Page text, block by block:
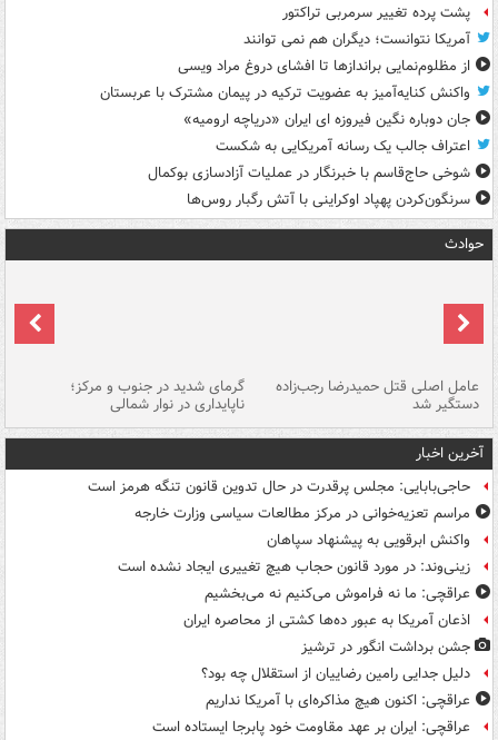
پشت پرده تغییر سرمربی تراکتور
آمریکا نتوانست؛ دیگران هم نمی توانند
از مظلوم‌نمایی براندازها تا افشای دروغ مراد ویسی
واکنش کنایه‌آمیز به عضویت ترکیه در پیمان مشترک با عربستان
جان دوباره نگین فیروزه ای ایران «دریاچه ارومیه»
اعتراف جالب یک رسانه آمریکایی به شکست
شوخی حاج‌قاسم با خبرنگار در عملیات آزادسازی بوکمال
سرنگون‌کردن پهپاد اوکراینی با آتش رگبار روس‌ها
حوادث
عامل اصلی قتل حمیدرضا رجب‌زاده
دستگیر شد
گرمای شدید در جنوب و مرکز؛
ناپایداری در نوار شمالی
آخرین اخبار
حاجی‌بابایی: مجلس پرقدرت در حال تدوین قانون تنگه هرمز است
مراسم تعزیه‌خوانی در مرکز مطالعات سیاسی وزارت خارجه
واکنش ابرقویی به پیشنهاد سپاهان
زینی‌وند: در مورد قانون حجاب هیچ تغییری ایجاد نشده است
عراقچی: ما نه فراموش می‌کنیم نه می‌بخشیم
اذعان آمریکا به عبور ده‌ها کشتی از محاصره ایران
جشن برداشت انگور در ترشیز
دلیل جدایی رامین رضاییان از استقلال چه بود؟
عراقچی: اکنون هیچ مذاکره‌ای با آمریکا نداریم
عراقچی: ایران بر عهد مقاومت خود پابرجا ایستاده است